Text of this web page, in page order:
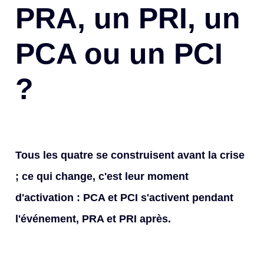
PRA, un PRI, un
PCA ou un PCI
?
Tous les quatre se construisent avant la crise
; ce qui change, c'est leur moment
d'activation : PCA et PCI s'activent pendant
l'événement, PRA et PRI après.